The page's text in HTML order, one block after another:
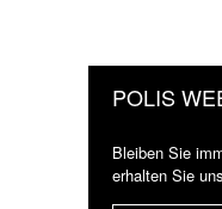
POLIS
Bleiben Sie
erhalten Sie